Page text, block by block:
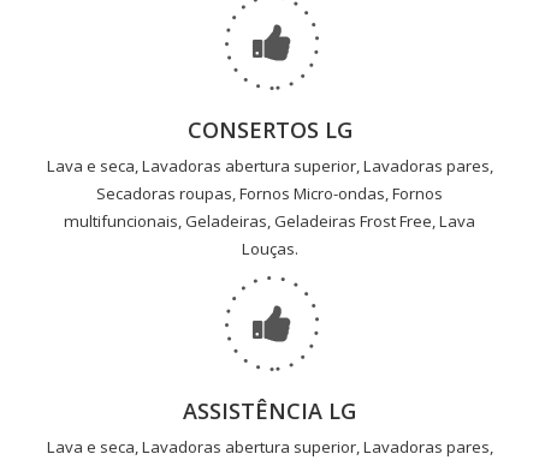
CONSERTOS LG
Lava e seca, Lavadoras abertura superior, Lavadoras pares,
Secadoras roupas, Fornos Micro-ondas, Fornos
multifuncionais, Geladeiras, Geladeiras Frost Free, Lava
Louças.
ASSISTÊNCIA LG
Lava e seca, Lavadoras abertura superior, Lavadoras pares,